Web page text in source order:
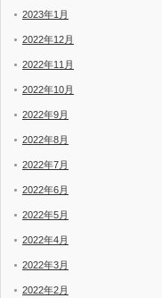
2023年1月
2022年12月
2022年11月
2022年10月
2022年9月
2022年8月
2022年7月
2022年6月
2022年5月
2022年4月
2022年3月
2022年2月